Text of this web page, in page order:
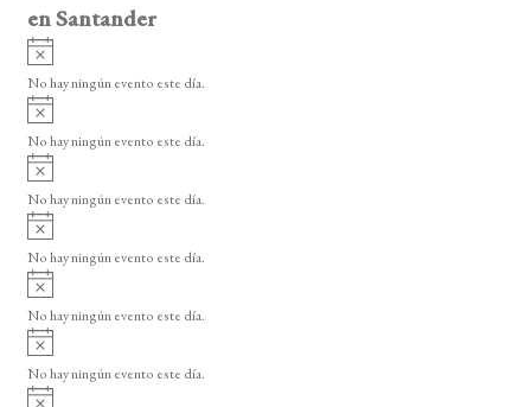
en Santander
A
v
i
o
No hay ningún evento este día.
A
v
i
o
No hay ningún evento este día.
A
v
i
o
No hay ningún evento este día.
A
v
i
o
No hay ningún evento este día.
A
v
i
o
No hay ningún evento este día.
A
v
i
No hay ningún evento este día.
A